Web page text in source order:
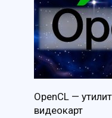
OpenCL —
видеокарт